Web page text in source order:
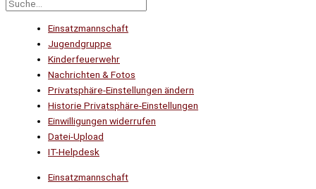
Einsatzmannschaft
Jugendgruppe
Kinderfeuerwehr
Nachrichten & Fotos
Privatsphäre-Einstellungen ändern
Historie Privatsphäre-Einstellungen
Einwilligungen widerrufen
Datei-Upload
IT-Helpdesk
Einsatzmannschaft